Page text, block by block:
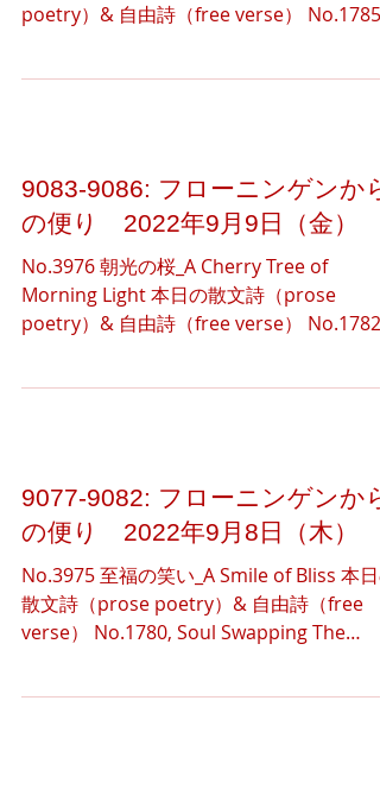
poetry）& 自由詩（free verse） No.1785,
9083-9086: フローニンゲンから
の便り 2022年9月9日（金）
No.3976 朝光の桜_A Cherry Tree of
Morning Light 本日の散文詩（prose
poetry）& 自由詩（free verse） No.1782,
9077-9082: フローニンゲンから
の便り 2022年9月8日（木）
No.3975 至福の笑い_A Smile of Bliss 本日
散文詩（prose poetry）& 自由詩（free
verse） No.1780, Soul Swapping The